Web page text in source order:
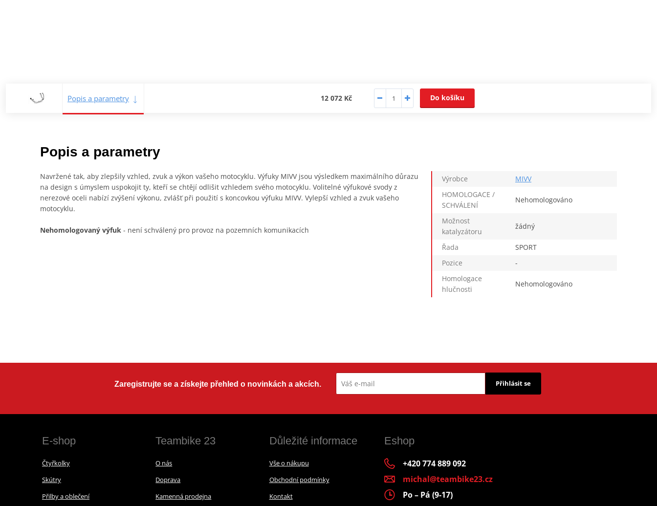
Popis a parametry 12 072 Kč Do košíku
Popis a parametry
Navržené tak, aby zlepšily vzhled, zvuk a výkon vašeho motocyklu. Výfuky MIVV jsou výsledkem maximálního důrazu
na design s úmyslem uspokojit ty, kteří se chtějí odlišit vzhledem svého motocyklu. Volitelné výfukové svody z
nerezové oceli nabízí zvýšení výkonu, zvlášť při použití s koncovkou výfuku MIVV. Vylepší vzhled a zvuk vašeho
motocyklu.
Nehomologovaný výfuk - není schválený pro provoz na pozemních komunikacích
Výrobce
MIVV
HOMOLOGACE /
SCHVÁLENÍ
Nehomologováno
Možnost
katalyzátoru
žádný
Řada
SPORT
Pozice
-
Homologace
hlučnosti
Nehomologováno
Zaregistrujte se a získejte přehled o novinkách a akcích. Přihlásit se
E-shop
Čtyřkolky
Skútry
Přilby a oblečení
Teambike 23
O nás
Doprava
Kamenná prodejna
Důležité informace
Vše o nákupu
Obchodní podmínky
Kontakt
Eshop
+420 774 889 092
michal@teambike23.cz
Po – Pá (9-17)